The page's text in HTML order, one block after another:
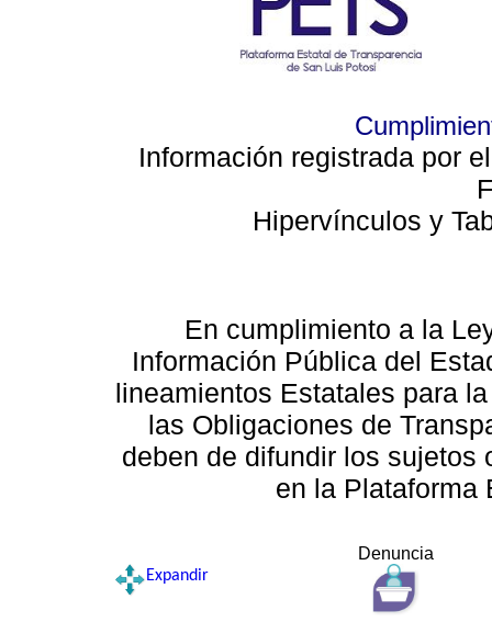
Información registrada por
Hipervínculos y
En cumplimiento a la
Información Pública del
lineamientos Estatales para
las Obligaciones de
deben de difundir los sujetos
en la Plataforma
Denuncia
Expandir